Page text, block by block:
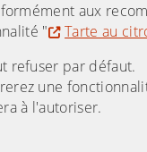
aux
" Tarte au
refuser par défaut.
une
à l'autoriser.